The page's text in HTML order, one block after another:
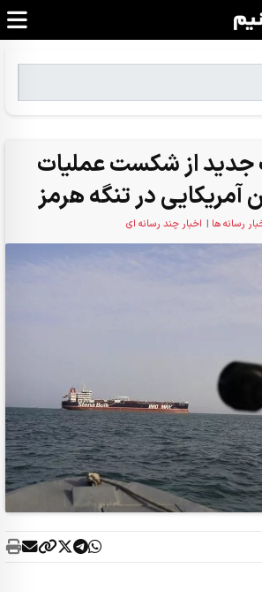
جدید از شکست عملیات
آمریکایی در تنگه هرمز
رسانه ها | اخبار چند رسانه ای